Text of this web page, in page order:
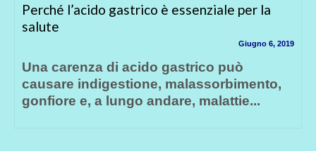
Perché l’acido gastrico è essenziale per la
salute
Giugno 6, 2019
Una carenza di acido gastrico può
causare indigestione, malassorbimento,
gonfiore e, a lungo andare, malattie...